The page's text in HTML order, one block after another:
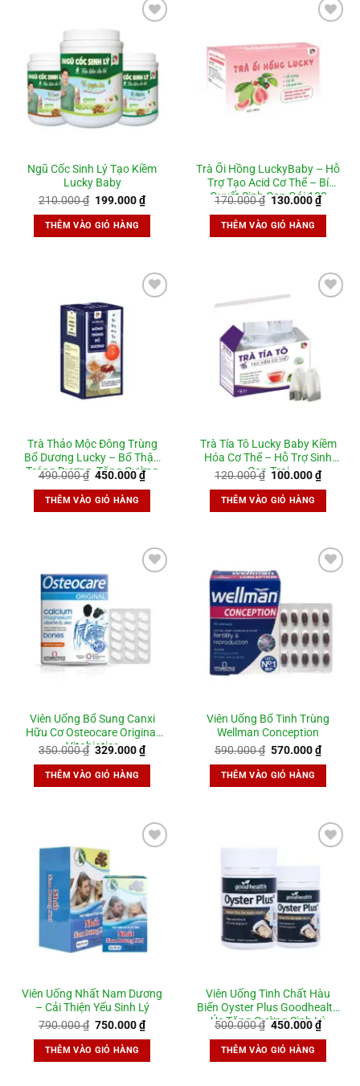
Ngũ Cốc Sinh Lý Tạo Kiềm
Lucky Baby
210.000₫ Giá
là:
210.000 ₫.
199.000₫Giá
hiện
199.000 ₫.
THÊM VÀO GIỎ HÀNG
wishlist
Trà Ổi Hồng LuckyBaby – Hỗ
Trợ Tạo Acid Cơ Thể – Bí
Quyết Sinh Con Gái 100
170.000₫ Giá
là:
170.000 ₫.
130.000₫Giá
hiện
THÊM VÀO GIỎ HÀNG
Trà Thảo Mộc Đông Trùng
Bổ Dương Lucky – Bổ Thận
Tráng Dương, Tăng Cường
Sinh Lý, Bổ Tinh Trùng
490.000₫ Giá
là:
490.000 ₫.
450.000₫Giá
hiện
450.000 ₫.
THÊM VÀO GIỎ HÀNG
Trà Tía Tô Lucky Baby Kiềm
Hóa Cơ Thể – Hỗ Trợ Sinh
Con Trai
120.000₫ Giá
là:
120.000 ₫.
100.000₫Giá
hiện
THÊM VÀO GIỎ HÀNG
Viên Uống Bổ Sung Canxi
Hữu Cơ Osteocare Original
Vitabiotics
350.000₫ Giá
là:
350.000 ₫.
329.000₫Giá
hiện
329.000 ₫.
THÊM VÀO GIỎ HÀNG
Viên Uống Bổ Tinh Trùng
Wellman Conception
590.000₫ Giá
là:
590.000 ₫.
570.000₫Giá
hiện
THÊM VÀO GIỎ HÀNG
Viên Uống Nhất Nam Dương
– Cải Thiện Yếu Sinh Lý
790.000₫ Giá
là:
790.000 ₫.
750.000₫Giá
hiện
750.000 ₫.
THÊM VÀO GIỎ HÀNG
Viên Uống Tinh Chất Hàu
Biển Oyster Plus Goodhealth
Úc Tăng Cường Sinh Lý
500.000₫ Giá
là:
500.000 ₫.
450.000₫Giá
hiện
THÊM VÀO GIỎ HÀNG